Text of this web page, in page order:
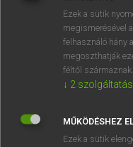
Ezek a sütik
megismerésével
felhasználó hány
megoszthatják
féltől származnak.
↓ 2 szolgáltatás
MŰKÖDÉSHEZ
Ezek a sütik